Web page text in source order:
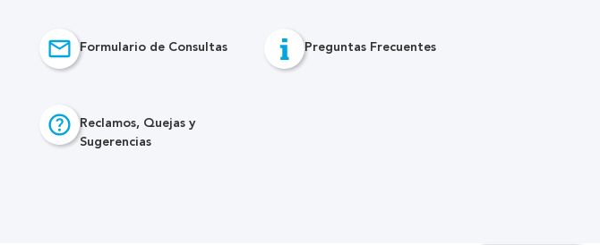
Formulario de Consultas Preguntas Frecuentes
Reclamos, Quejas y
Sugerencias